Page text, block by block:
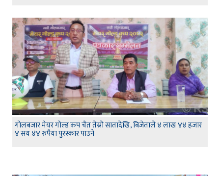
गोलबजार मेयर गोल्ड कप चैत तेस्रो सातादेखि, बिजेताले ४ लाख ४४ हजार
४ सय ४४ रुपैया पुरस्कार पाउने